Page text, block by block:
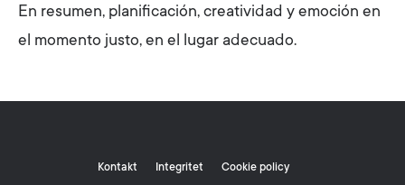
En resumen, planificación, creatividad y emoción en
el momento justo, en el lugar adecuado.
Kontakt Integritet Cookie policy